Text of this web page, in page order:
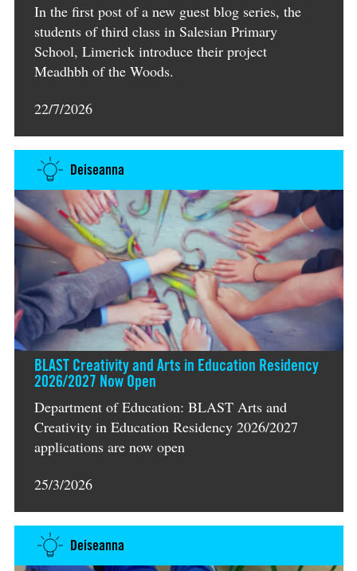
In the first post of a new guest blog series, the
students of third class in Salesian Primary
School, Limerick introduce their project
Meadhbh of the Woods.
22/7/2026
Deiseanna
BLAST Creativity and Arts in Education Residency
2026/2027 Now Open
Department of Education: BLAST Arts and
Creativity in Education Residency 2026/2027
applications are now open
25/3/2026
Deiseanna